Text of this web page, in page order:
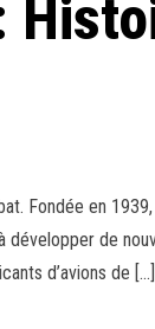
Fondée en 1939,
développer de
d’avions de […]